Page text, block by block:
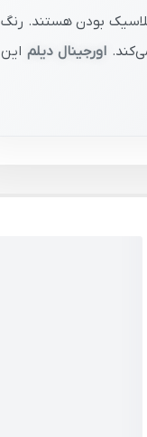
بودن هستند. رنگ
اورجینال دیلم این